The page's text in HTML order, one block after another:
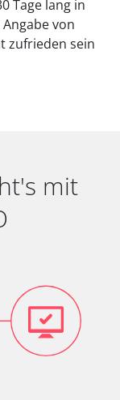
Tage lang in
von
zufrieden sein
mit